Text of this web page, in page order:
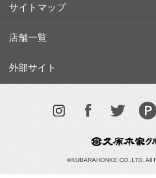
サイトマップ
店舗一覧
外部サイト
©KUBARAHONKE CO.,LTD. All